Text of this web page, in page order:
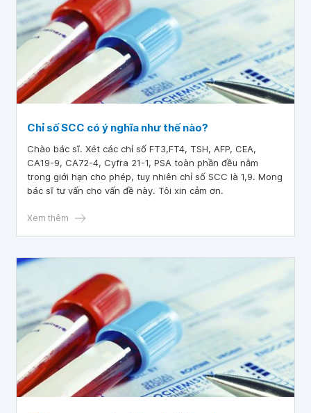
Chỉ số SCC có ý nghĩa như thế nào?
Chào bác sĩ. Xét các chỉ số FT3,FT4, TSH, AFP, CEA,
CA19-9, CA72-4, Cyfra 21-1, PSA toàn phần đều nằm
trong giới hạn cho phép, tuy nhiên chỉ số SCC là 1,9. Mong
bác sĩ tư vấn cho vấn đề này. Tôi xin cảm ơn.
Xem thêm